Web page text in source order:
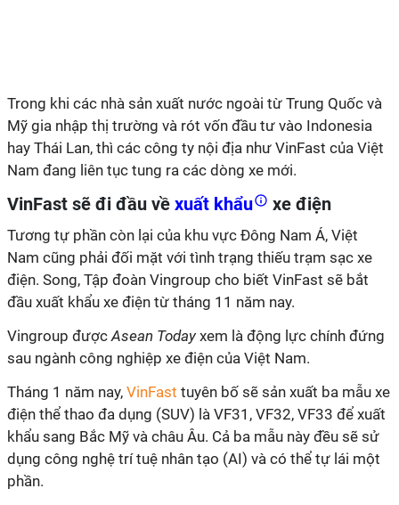
Trong khi các nhà sản xuất nước ngoài từ Trung Quốc và
Mỹ gia nhập thị trường và rót vốn đầu tư vào Indonesia
hay Thái Lan, thì các công ty nội địa như VinFast của Việt
Nam đang liên tục tung ra các dòng xe mới.
VinFast sẽ đi đầu về xuất khẩu xe điện
Tương tự phần còn lại của khu vực Đông Nam Á, Việt
Nam cũng phải đối mặt với tình trạng thiếu trạm sạc xe
điện. Song, Tập đoàn Vingroup cho biết VinFast sẽ bắt
đầu xuất khẩu xe điện từ tháng 11 năm nay.
Vingroup đượcAsean Today xem là động lực chính đứng
sau ngành công nghiệp xe điện của Việt Nam.
Tháng 1 năm nay, VinFast tuyên bố sẽ sản xuất ba mẫu xe
điện thể thao đa dụng (SUV) là VF31, VF32, VF33 để xuất
khẩu sang Bắc Mỹ và châu Âu. Cả ba mẫu này đều sẽ sử
dụng công nghệ trí tuệ nhân tạo (AI) và có thể tự lái một
phần.